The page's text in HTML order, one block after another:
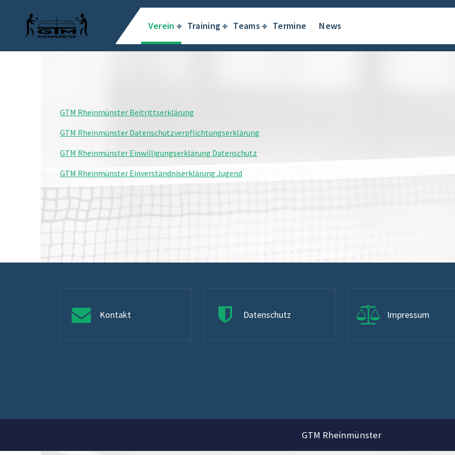
springen
Verein Training Teams Termine News
GTM Rheinmünster Beitrittserklärung
GTM Rheinmünster Datenschutzverpflichtungserklärung
GTM Rheinmünster Einwilligungserklärung Datenschutz
GTM Rheinmünster Einverständniserklärung Jugend
Kontakt Datenschutz Impressum
GTM Rheinmünster